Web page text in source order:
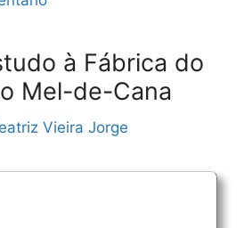
à Fábrica do
Mel-de-Cana
Vieira Jorge